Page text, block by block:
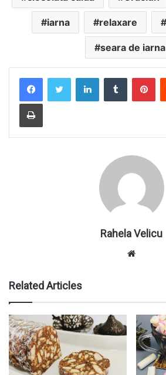
iarna relaxare
seara de iarna
Rahela Velicu
t
e
Related Articles